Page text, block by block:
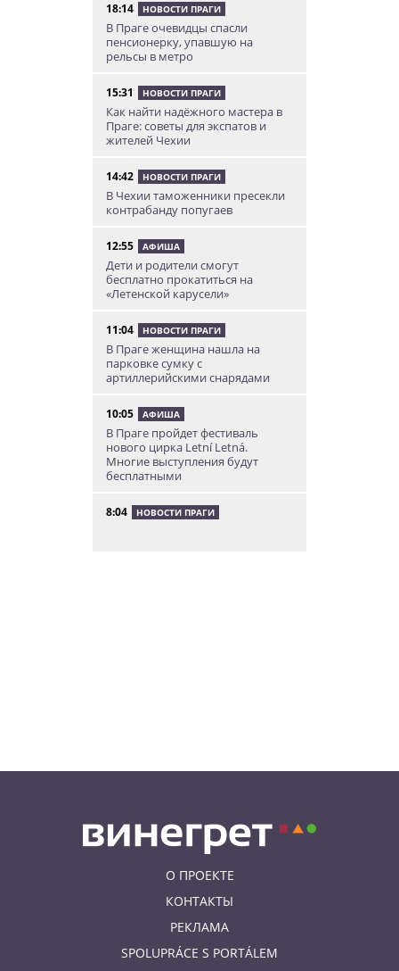
18:14 НОВОСТИ ПРАГИ
В Праге очевидцы спасли
пенсионерку, упавшую на
рельсы в метро
15:31 НОВОСТИ ПРАГИ
Как найти надёжного мастера в
Праге: советы для экспатов и
жителей Чехии
14:42 НОВОСТИ ПРАГИ
В Чехии таможенники пресекли
контрабанду попугаев
12:55 АФИША
Дети и родители смогут
бесплатно прокатиться на
«Летенской карусели»
11:04 НОВОСТИ ПРАГИ
В Праге женщина нашла на
парковке сумку с
артиллерийскими снарядами
10:05 АФИША
В Праге пройдет фестиваль
нового цирка Letní Letná.
Многие выступления будут
бесплатными
8:04 НОВОСТИ ПРАГИ
О ПРОЕКТЕ
КОНТАКТЫ
РЕКЛАМА
SPOLUPRÁCE S PORTÁLEM